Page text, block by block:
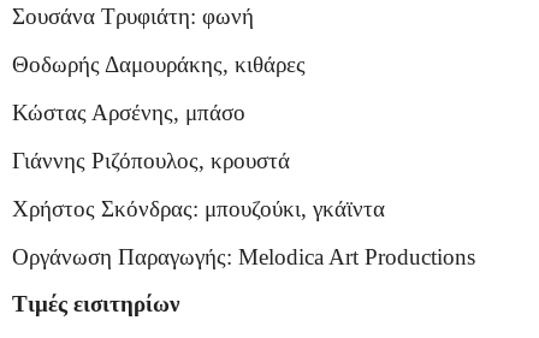
Σουσάνα Τρυφιάτη: φωνή
Θοδωρής Δαμουράκης, κιθάρες
Κώστας Αρσένης, μπάσο
Γιάννης Ριζόπουλος, κρουστά
Χρήστος Σκόνδρας: μπουζούκι, γκάϊντα
Οργάνωση Παραγωγής: Melodica Art Productions
Τιμές εισιτηρίων